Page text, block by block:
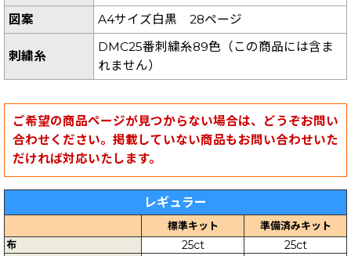
図案
A4サイズ白黒 28ページ
刺繍糸
DMC25番刺繍糸89色（この商品には含ま
れません）
ご希望の商品ページが見つからない場合は、どうぞお問い
合わせください。掲載していない商品もお問い合わせいた
だければ対応いたします。
レギュラー
標準キット
準備済みキット
布
25ct 25ct